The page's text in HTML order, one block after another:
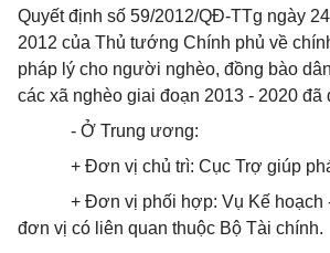
Quyết định số 59/2012/QĐ-TTg ngày
2012 của Thủ tướng Chính phủ về
pháp lý cho người nghèo, đồng bào
các xã nghèo giai đoạn 2013 - 2020
- Ở Trung ương:
+ Đơn vị chủ trì: Cục Trợ giúp
+ Đơn vị phối hợp: Vụ Kế hoạch
đơn vị có liên quan thuộc Bộ Tài chính.